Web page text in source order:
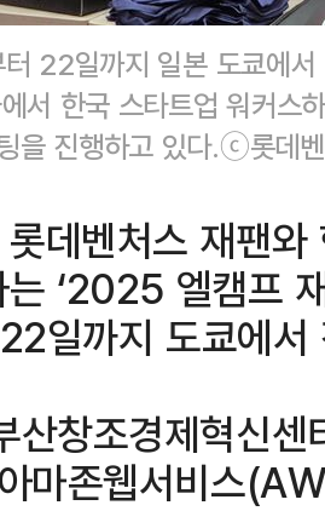
22일까지 일본 도쿄에
서 한국 스타트업 워커스
을 진행하고 있다.ⓒ롯데
데벤처스 재팬
‘2025 엘캠프
일까지 도쿄에서
산창조경제혁신
마존웹서비스